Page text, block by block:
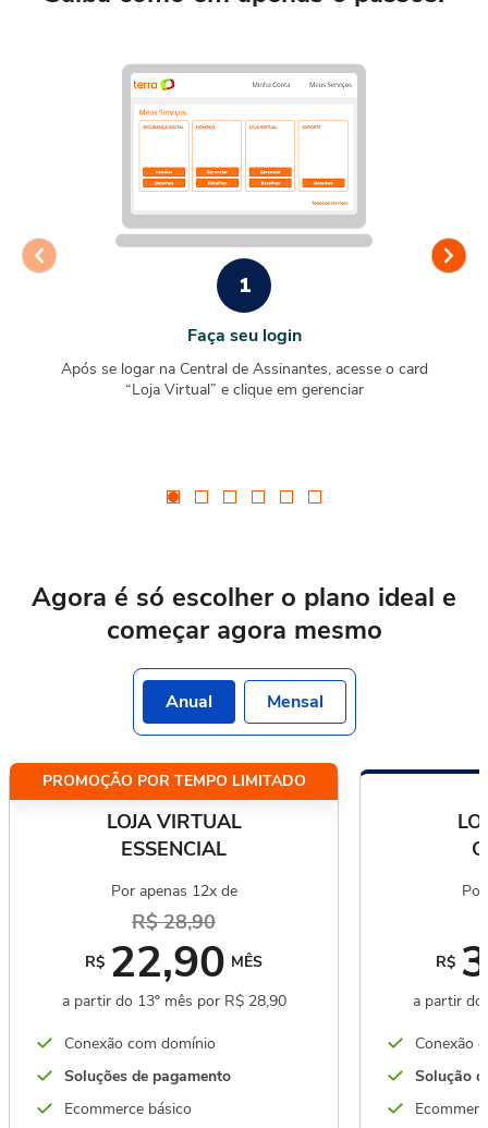
1
Faça seu login
Após se logar na Central de Assinantes, acesse o card
“Loja Virtual” e clique em gerenciar
Agora é só escolher o plano ideal e
começar agora mesmo
Anual Mensal
PROMOÇÃO POR TEMPO LIMITADO
LOJA VIRTUAL
ESSENCIAL
Por apenas 12x de
R$ 28,90
R$ 22,90 MÊS
a partir do 13º mês por R$ 28,90
Conexão com domínio
Soluções de pagamento
Ecommerce básico
R$
a partir do
Conexão
Solução